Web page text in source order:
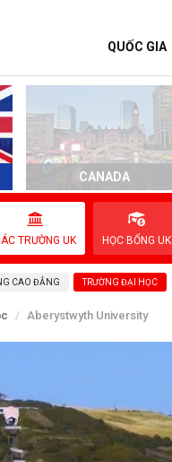
QUỐC GIA
CANADA
TRƯỜNG UK HỌC BỔNG UK
CAO ĐẲNG TRƯỜNG ĐẠI HỌC
Aberystwyth University